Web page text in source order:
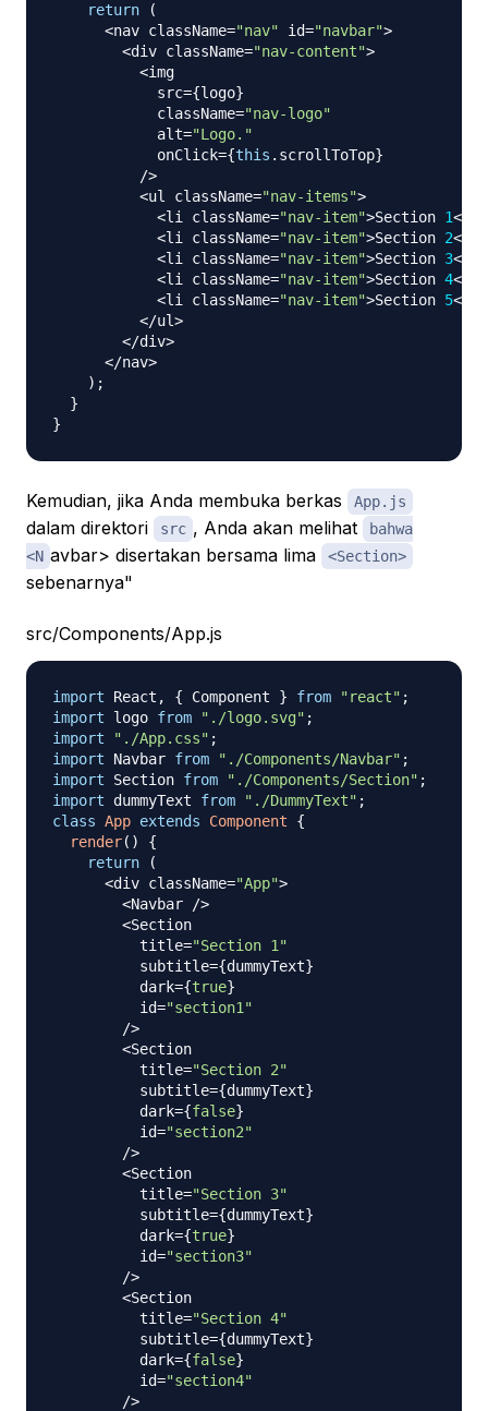
return
(
<nav className="nav" id="navbar">
<div className="nav-content">
<img
            src
={logo}
            className
="nav-logo"
            alt
="Logo."
            onClick
={this . scrollToTop}
/>
<ul className="nav-items">
<li className="nav-item">Section 1<
<li className="nav-item">Section 2<
<li className="nav-item">Section 3<
<li className="nav-item">Section 4<
<li className="nav-item">Section 5<
</ul>
</div>
</nav>
) ;
}
}
Kemudian, jika Anda membuka berkas App.js
dalam direktori src , Anda akan melihat
bahwa
<N avbar> disertakan bersama lima <Section>
sebenarnya"
src/Components/App.js
import React , { Component } from "react" ;
import
logo from "./logo.svg" ;
import
"./App.css" ;
import
Navbar from "./Components/Navbar" ;
import
Section from "./Components/Section" ;
import
dummyText from "./DummyText" ;
class App extends Component
{
render( )
{
return
(
<div className="App">
<Navbar />
<Section
          title
="Section 1"
          subtitle
={dummyText}
          dark
={true}
          id
="section1"
/>
<Section
          title
="Section 2"
          subtitle
={dummyText}
          dark
={false}
          id
="section2"
/>
<Section
          title
="Section 3"
          subtitle
={dummyText}
          dark
={true}
          id
="section3"
/>
<Section
          title
="Section 4"
          subtitle
={dummyText}
          dark
={false}
          id
="section4"
/>